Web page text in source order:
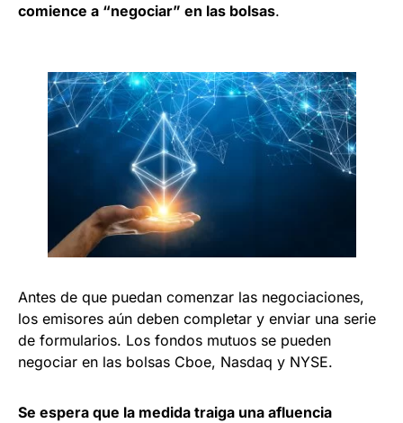
comience a “negociar” en las bolsas.
Antes de que puedan comenzar las negociaciones,
los emisores aún deben completar y enviar una serie
de formularios. Los fondos mutuos se pueden
negociar en las bolsas Cboe, Nasdaq y NYSE.
Se espera que la medida traiga una afluencia